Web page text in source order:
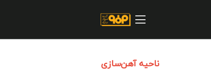
درباره شرکت
خرید و تامین کنندگان
ناحیه آهن‌سازی